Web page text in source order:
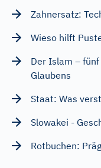
Zahnersatz:
Wieso hilft
Der Islam –
Glaubens
Staat: Was
Slowakei -
Rotbuchen: